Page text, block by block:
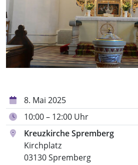
8. Mai 2025
10:00 – 12:00 Uhr
Kreuzkirche Spremberg
Kirchplatz
03130 Spremberg